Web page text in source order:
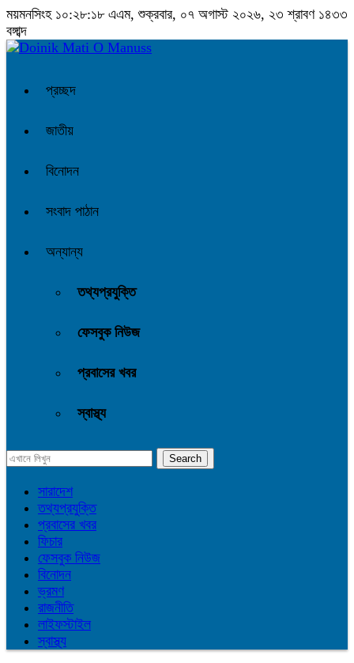
ময়মনসিংহ ১০:২৮:১৮ এএম, শুক্রবার, ০৭ অগাস্ট ২০২৬, ২৩ শ্রাবণ ১৪৩৩
বঙ্গাব্দ
প্রচ্ছদ
জাতীয়
বিনোদন
সংবাদ পাঠান
অন্যান্য
তথ্যপ্রযুক্তি
ফেসবুক নিউজ
প্রবাসের খবর
স্বাস্থ্য
সারাদেশ
তথ্যপ্রযুক্তি
প্রবাসের খবর
ফিচার
ফেসবুক নিউজ
বিনোদন
ভ্রমণ
রাজনীতি
লাইফস্টাইল
স্বাস্থ্য